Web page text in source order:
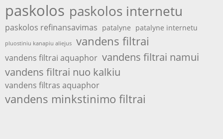
paskolos paskolos internetu
paskolos refinansavimas patalyne patalyne internetu
pluostiniu kanapiu aliejus vandens filtrai
vandens filtrai aquaphor vandens filtrai namui
vandens filtrai nuo kalkiu
vandens filtras aquaphor
vandens minkstinimo filtrai